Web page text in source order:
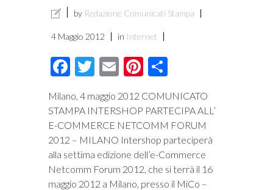
by Redazione Comunicati Stampa
4 Maggio 2012 in Internet
Facebook
Twitter
EmailPinterest
Milano, 4 maggio 2012 COMUNICATO
STAMPA INTERSHOP PARTECIPA ALL’
E-COMMERCE NETCOMM FORUM
2012 – MILANO Intershop parteciperà
alla settima edizione dell’e-Commerce
Netcomm Forum 2012, che si terrà il 16
maggio 2012 a Milano, presso il MiCo –